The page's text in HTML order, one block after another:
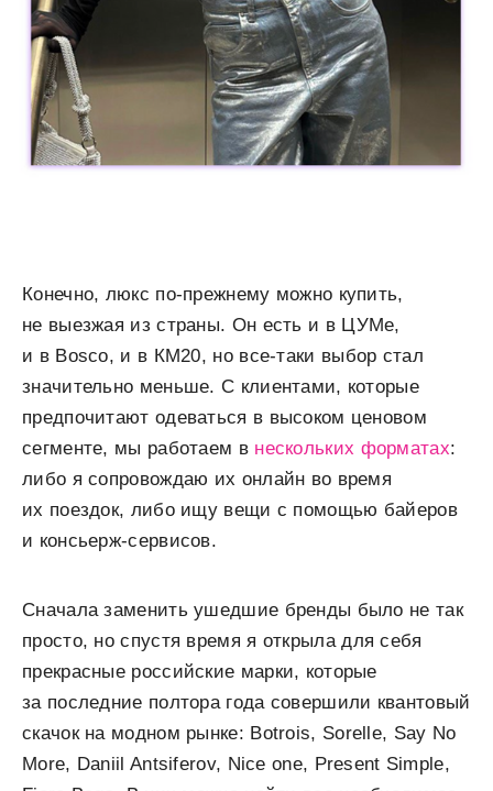
Конечно, люкс по-прежнему можно купить,
не выезжая из страны. Он есть и в ЦУМе,
и в Bosco, и в КМ20, но все-таки выбор стал
значительно меньше. С клиентами, которые
предпочитают одеваться в высоком ценовом
сегменте, мы работаем в нескольких форматах:
либо я сопровождаю их онлайн во время
их поездок, либо ищу вещи с помощью байеров
и консьерж-сервисов.
Сначала заменить ушедшие бренды было не так
просто, но спустя время я открыла для себя
прекрасные российские марки, которые
за последние полтора года совершили квантовый
скачок на модном рынке: Botrois, Sorelle, Say No
More, Daniil Antsiferov, Nice one, Present Simple,